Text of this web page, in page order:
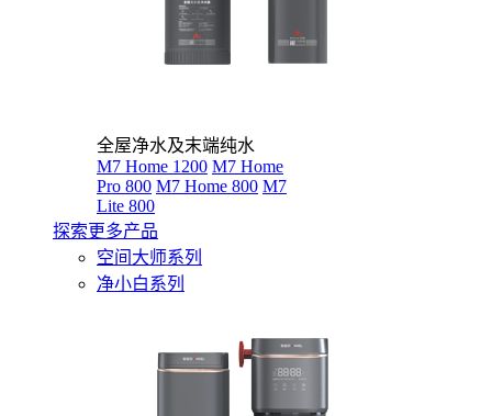
全屋净水及末端纯水
M7 Home 1200 M7 Home
Pro 800 M7 Home 800 M7
Lite 800
探索更多产品
空间大师系列
净小白系列